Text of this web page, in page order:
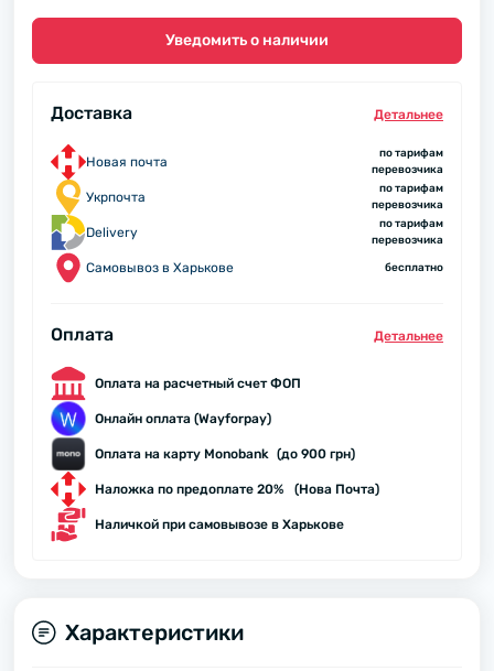
Уведомить о наличии
Доставка Детальнее
Новая почта
по тарифам
перевозчика
Укрпочта
по тарифам
перевозчика
Delivery
по тарифам
перевозчика
Самовывоз в Харькове бесплатно
Оплата Детальнее
Оплата на расчетный счет ФОП
Онлайн оплата (Wayforpay)
Оплата на карту Monobank (до 900 грн)
Наложка по предоплате 20% (Нова Почта)
Наличкой при самовывозе в Харькове
Характеристики